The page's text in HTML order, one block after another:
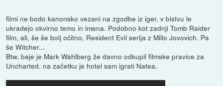
filmi ne bodo kanonsko vezani na zgodbe iz iger, v bistvu le
ukradejo okvirno temo in imena. Podobno kot zadnji Tomb Raider
film, ali, še še bolj očitno, Resident Evil serija z Millo Jovovich. Pa
še Witcher...
Btw, baje je Mark Wahlberg že davno odkupil filmske pravice za
Uncharted. na začetku je hotel sam igrati Natea.